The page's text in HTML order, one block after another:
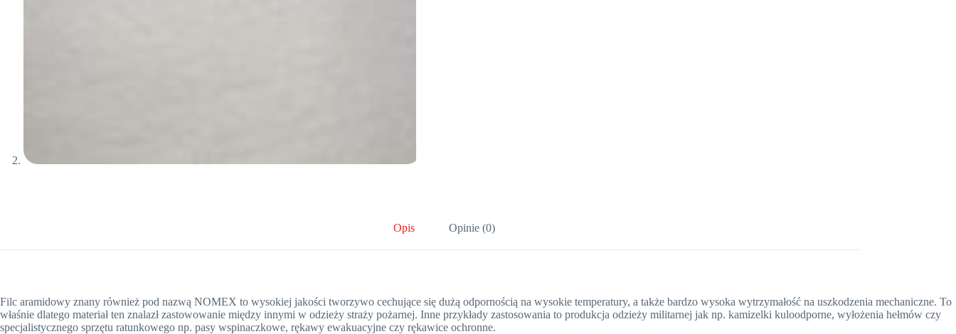
Opis Opinie (0)
Filc aramidowy znany również pod nazwą NOMEX to wysokiej jakości tworzywo cechujące się dużą odpornością na wysokie temperatury, a także bardzo wysoka wytrzymałość na uszkodzenia mechaniczne. To
właśnie dlatego materiał ten znalazł zastowowanie między innymi w odzieży straży pożarnej. Inne przykłady zastosowania to produkcja odzieży militarnej jak np. kamizelki kuloodporne, wyłożenia hełmów czy
specjalistycznego sprzętu ratunkowego np. pasy wspinaczkowe, rękawy ewakuacyjne czy rękawice ochronne.